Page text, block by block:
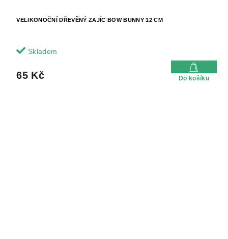
VELIKONOČNÍ DŘEVĚNÝ ZAJÍC BOW BUNNY 12 CM
Skladem
65 Kč Do košíku